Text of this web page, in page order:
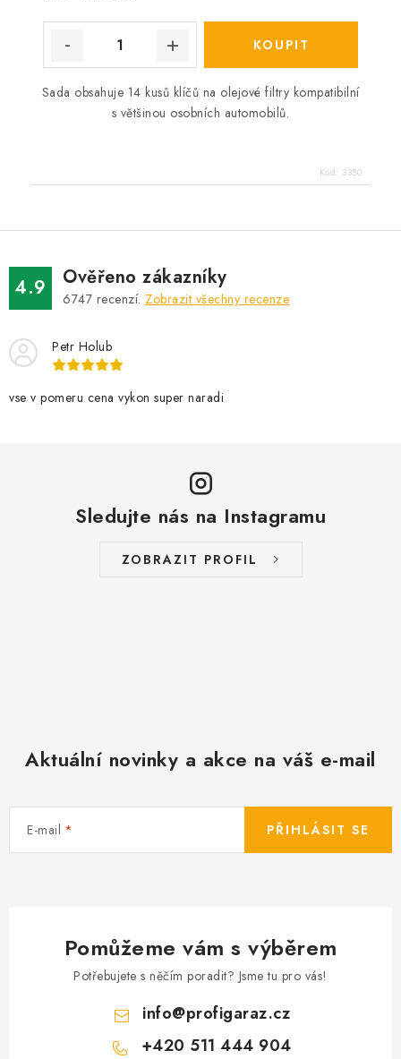
Sada obsahuje 14 kusů klíčů na olejové filtry kompatibilní
s většinou osobních automobilů.
Kód: 3350
4.9 Ověřeno zákazníky
6747 recenzí. Zobrazit všechny recenze
Petr Holub
vse v pomeru cena vykon super naradi
Sledujte nás na Instagramu
ZOBRAZIT PROFIL
Aktuální novinky a akce na váš e-mail
E-mail PŘIHLÁSIT SE
Pomůžeme vám s výběrem
Potřebujete s něčím poradit? Jsme tu pro vás!
info@profigaraz.cz
+420 511 444 904